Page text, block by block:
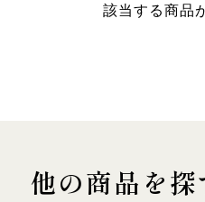
該当する商品
他の商品を探